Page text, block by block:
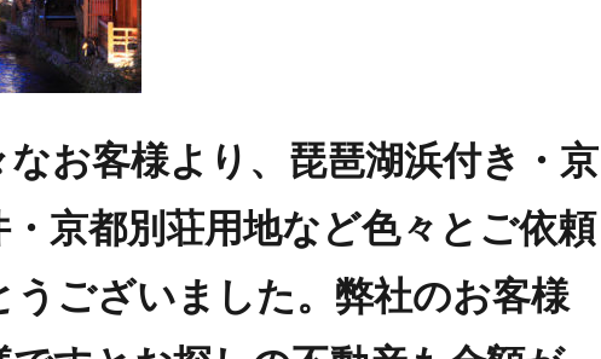
お客様より、琵琶湖浜付き・京
京都別荘用地など色々とご依頼
うございました。弊社のお客様